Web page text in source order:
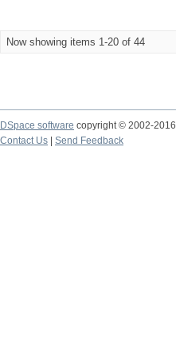
Now showing items 1-20 of 44
DSpace software copyright © 2002-2016
Contact Us
Send Feedback